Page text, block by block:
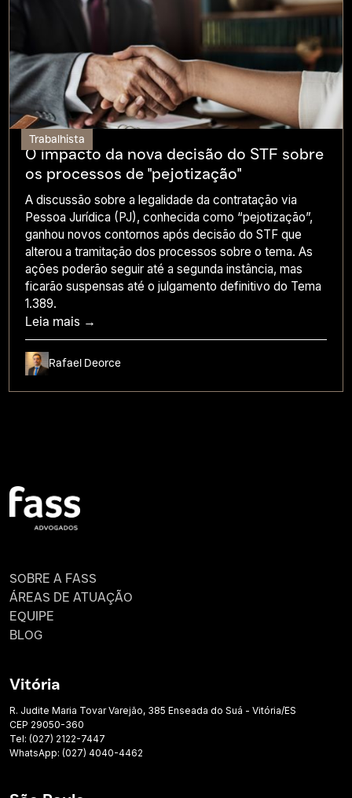
Trabalhista
O impacto da nova decisão do STF sobre
os processos de "pejotização"
A discussão sobre a legalidade da contratação via
Pessoa Jurídica (PJ), conhecida como “pejotização”,
ganhou novos contornos após decisão do STF que
alterou a tramitação dos processos sobre o tema. As
ações poderão seguir até a segunda instância, mas
ficarão suspensas até o julgamento definitivo do Tema
1.389.
Leia mais →
Rafael Deorce
SOBRE A FASS
ÁREAS DE ATUAÇÃO
EQUIPE
BLOG
Vitória
R. Judite Maria Tovar Varejão, 385 Enseada do Suá - Vitória/ES
CEP 29050-360
Tel: (027) 2122-7447
WhatsApp: (027) 4040-4462